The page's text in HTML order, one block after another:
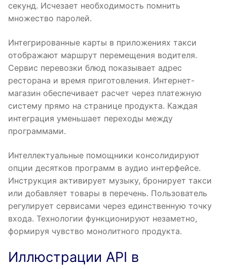
секунд. Исчезает необходимость помнить
множество паролей.
Интегрированные карты в приложениях такси
отображают маршрут перемещения водителя.
Сервис перевозки блюд показывает адрес
ресторана и время приготовления. Интернет-
магазин обеспечивает расчет через платежную
систему прямо на странице продукта. Каждая
интеграция уменьшает переходы между
программами.
Интеллектуальные помощники консолидируют
опции десятков программ в аудио интерфейсе.
Инструкция активирует музыку, бронирует такси
или добавляет товары в перечень. Пользователь
регулирует сервисами через единственную точку
входа. Технологии функционируют незаметно,
формируя чувство монолитного продукта.
Иллюстрации API в